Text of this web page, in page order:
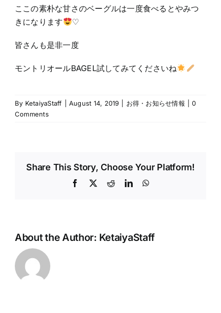
ここの素朴な甘さのベーグルは一度食べるとやみつ
きになります
♡
皆さんも是非一度
モントリオールBAGEL試してみてくださいね
By KetaiyaStaff August 14, 2019 お得・お知らせ情報
0
Comments
Share This Story, Choose Your Platform!
Facebook
X RedditLinkedIn
About the Author: KetaiyaStaff